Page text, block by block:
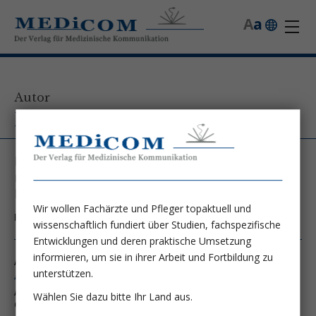
a
A
Autor
Dr. med. Hans Keller
KA Rudolfstiftung, 2. Medizinische Abteilung
mit allgemeiner und internistischer
Kontakt unter: hans.keller@wienkav.at
Autor von folgenden Artikeln:
Ausgabe 6/99
Amiodarone for resuscitation after out-of-hospital
cardiac arrest due to ventricular fibrillation
Wir wollen Fachärzte und Pfleger topaktuell und
wissenschaftlich fundiert über Studien, fachspezifische
Entwicklungen und deren praktische Umsetzung
informieren, um sie in ihrer Arbeit und Fortbildung zu
unterstützen.
Wählen Sie dazu bitte Ihr Land aus.